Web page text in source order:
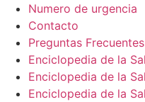
Numero de urgencia
Contacto
Preguntas Frecuentes
Enciclopedia de la
Enciclopedia de la
Enciclopedia de la